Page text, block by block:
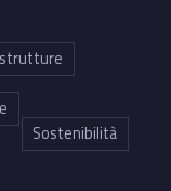
Sostenibilità